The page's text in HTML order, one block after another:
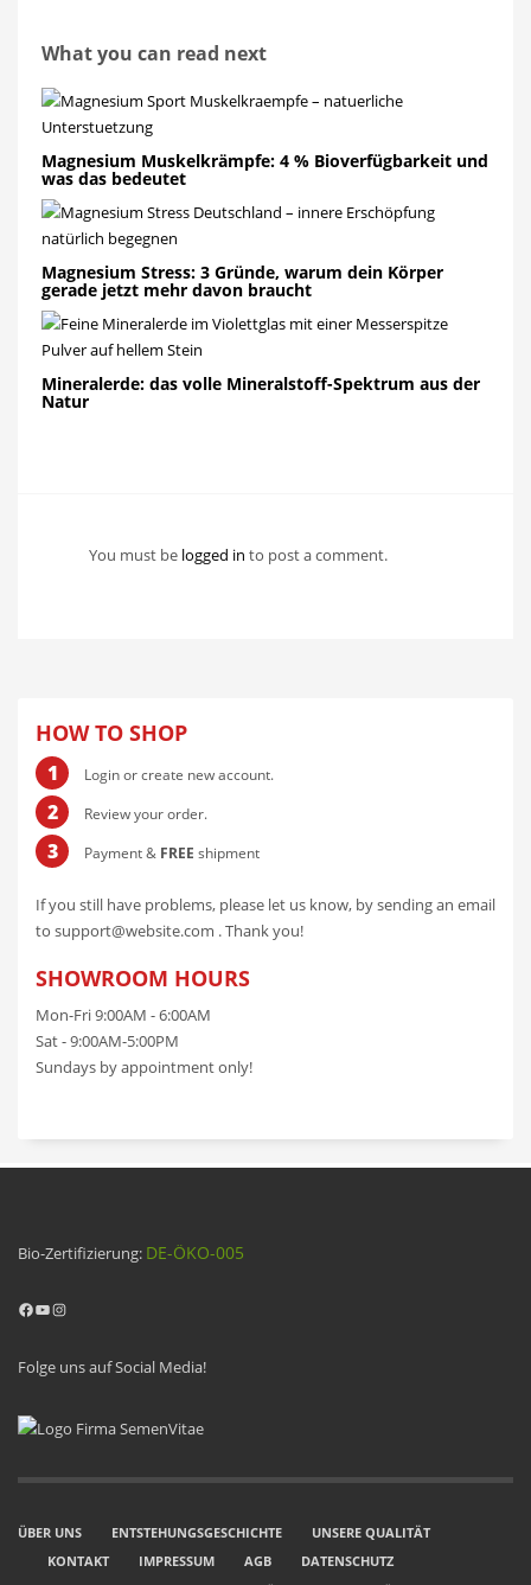
What you can read next
Magnesium Muskelkrämpfe: 4 % Bioverfügbarkeit und
was das bedeutet
Magnesium Stress: 3 Gründe, warum dein Körper
gerade jetzt mehr davon braucht
Mineralerde: das volle Mineralstoff-Spektrum aus der
Natur
You must be logged in to post a comment.
HOW TO SHOP
1 Login or create new account.
2 Review your order.
3 Payment & FREE shipment
If you still have problems, please let us know, by sending an email
to support@website.com . Thank you!
SHOWROOM HOURS
Mon-Fri 9:00AM - 6:00AM
Sat - 9:00AM-5:00PM
Sundays by appointment only!
Bio-Zertifizierung: DE-ÖKO-005
Facebook
YouTube
Instagram
Folge uns auf Social Media!
ÜBER UNS ENTSTEHUNGSGESCHICHTE
UNSERE QUALITÄT
KONTAKT
IMPRESSUM AGB
DATENSCHUTZ